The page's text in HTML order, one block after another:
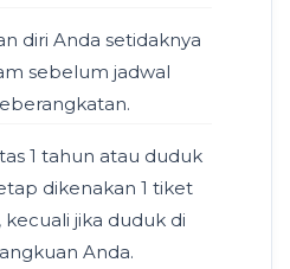
diri Anda setidaknya
sebelum jadwal
1 tahun atau duduk
dikenakan 1 tiket
kecuali jika duduk di
Anda.